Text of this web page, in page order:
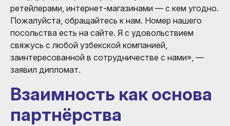
ретейлерами, интернет-магазинами — с кем угодно.
Пожалуйста, обращайтесь к нам. Номер нашего
посольства есть на сайте. Я с удовольствием
свяжусь с любой узбекской компанией,
заинтересованной в сотрудничестве с нами», —
заявил дипломат.
Взаимность как основа
партнёрства